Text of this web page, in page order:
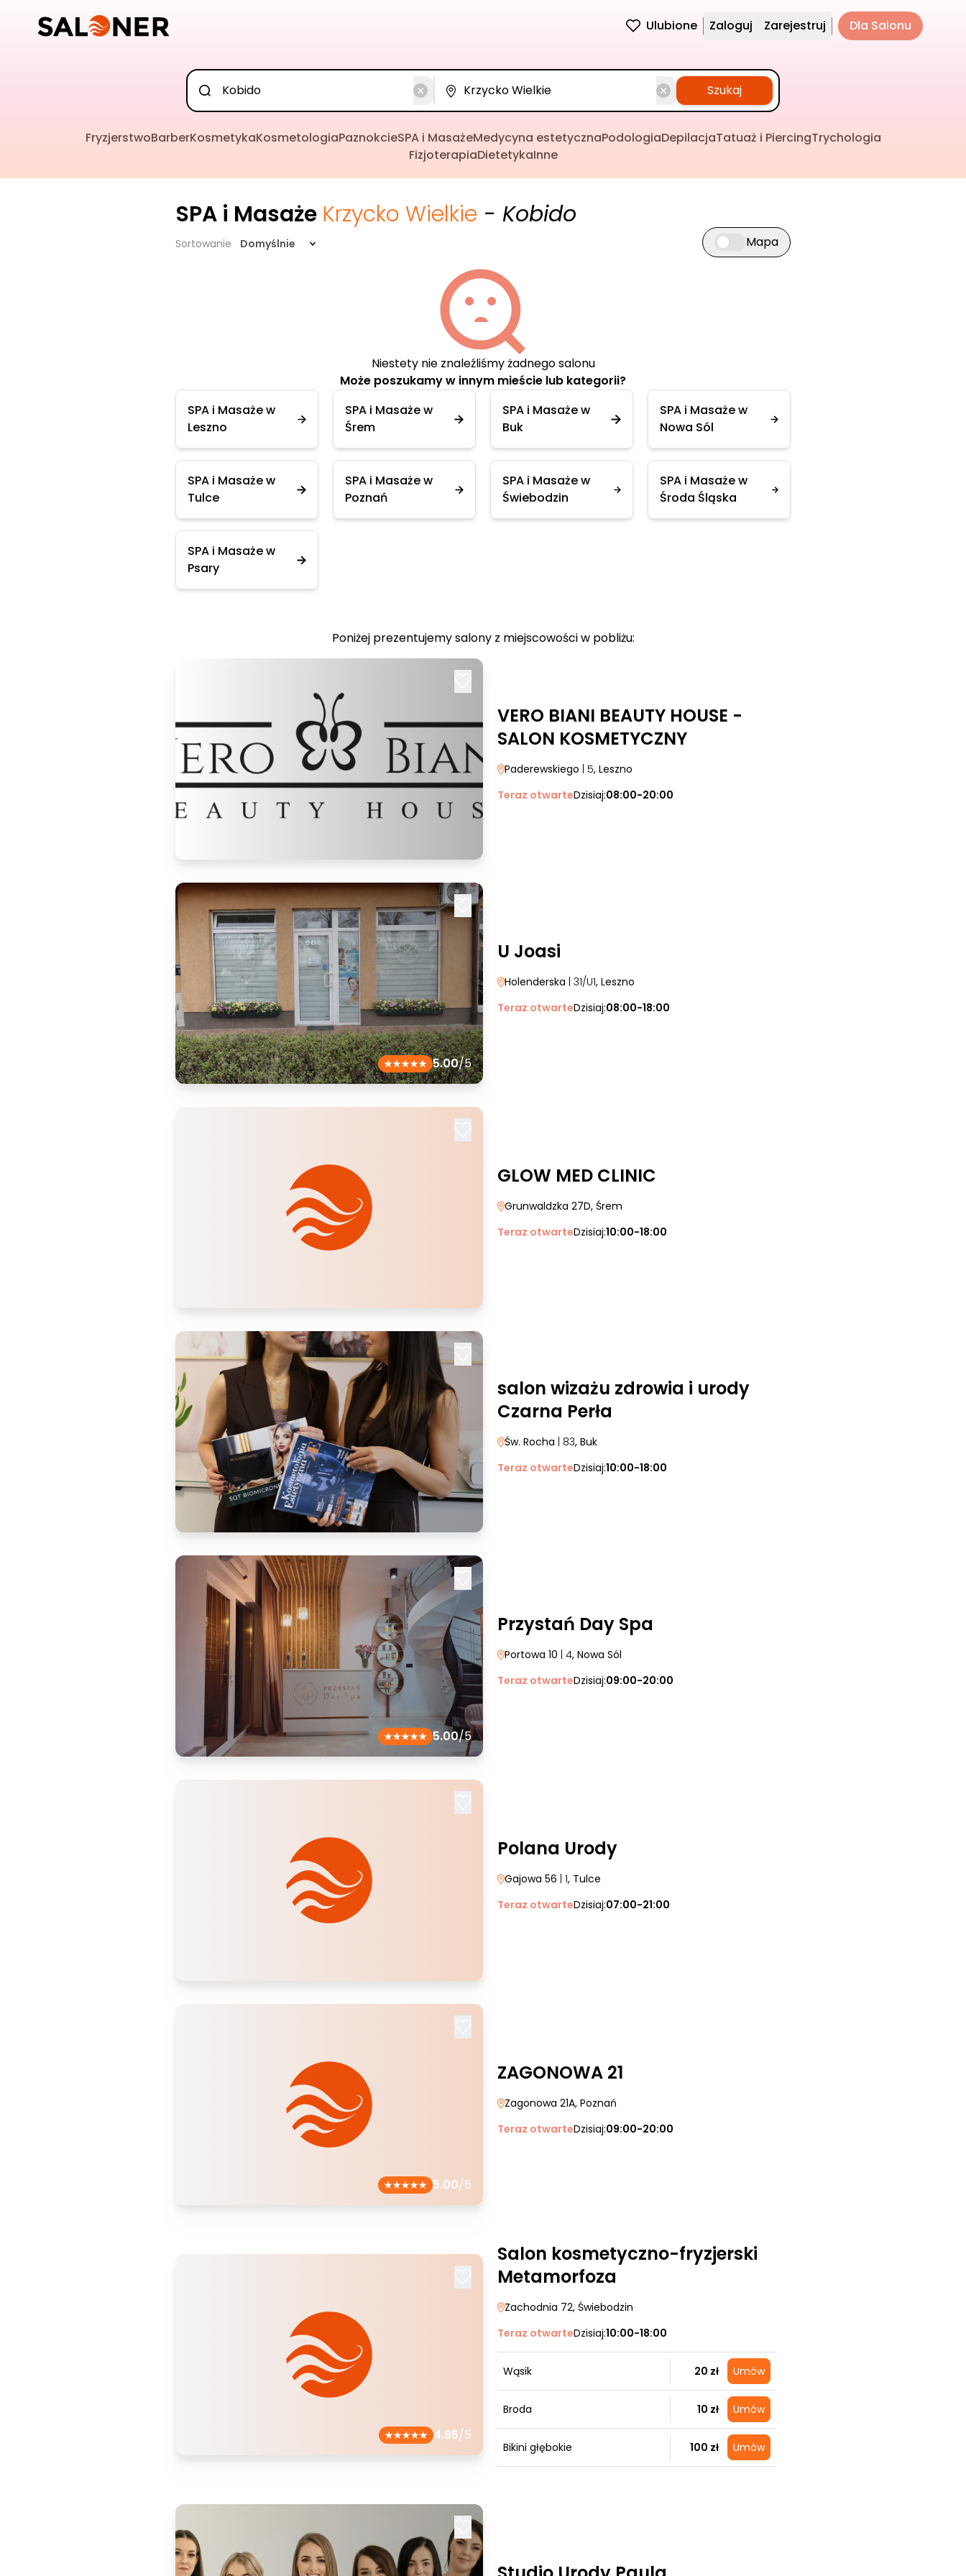
Ulubione Zaloguj Zarejestruj Dla Salonu
Szukaj
FryzjerstwoBarberKosmetykaKosmetologiaPaznokcieSPA i MasażeMedycyna estetycznaPodologiaDepilacjaTatuaż i PiercingTrychologia
FizjoterapiaDietetykaInne
SPA i Masaże Krzycko Wielkie - Kobido
Sortowanie Domyślnie Przełącz widok mapy
Mapa
Niestety nie znaleźliśmy żadnego salonu
Może poszukamy w innym mieście lub kategorii?
SPA i Masaże w
Leszno
SPA i Masaże w
Śrem
SPA i Masaże w
Buk
SPA i Masaże w
Nowa Sól
SPA i Masaże w
Tulce
SPA i Masaże w
Poznań
SPA i Masaże w
Świebodzin
SPA i Masaże w
Środa Śląska
SPA i Masaże w
Psary
Poniżej prezentujemy salony z miejscowości w pobliżu:
VERO BIANI BEAUTY HOUSE -
SALON KOSMETYCZNY
Paderewskiego | 5, Leszno
Teraz otwarteDzisiaj:08:00-20:00
5.00/5
U Joasi
Holenderska | 31/U1, Leszno
Teraz otwarteDzisiaj:08:00-18:00
GLOW MED CLINIC
Grunwaldzka 27D, Śrem
Teraz otwarteDzisiaj:10:00-18:00
salon wizażu zdrowia i urody
Czarna Perła
Św. Rocha | 83, Buk
Teraz otwarteDzisiaj:10:00-18:00
5.00/5
Przystań Day Spa
Portowa 10 | 4, Nowa Sól
Teraz otwarteDzisiaj:09:00-20:00
Polana Urody
Gajowa 56 | 1, Tulce
Teraz otwarteDzisiaj:07:00-21:00
5.00/5
ZAGONOWA 21
Zagonowa 21A, Poznań
Teraz otwarteDzisiaj:09:00-20:00
4.85/5
Salon kosmetyczno-fryzjerski
Metamorfoza
Zachodnia 72, Świebodzin
Teraz otwarteDzisiaj:10:00-18:00
Wąsik 20 zł Umów
Broda 10 zł Umów
Bikini głębokie 100 zł Umów